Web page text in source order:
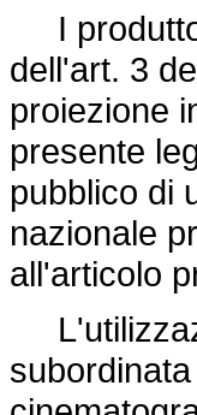
I
dell'art. 3
proiezione
presente
pubblico di
nazionale
all'articolo